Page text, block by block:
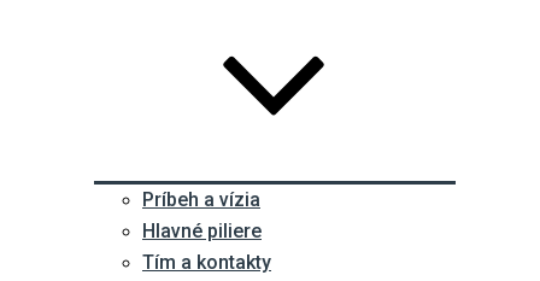
Príbeh a vízia
Hlavné piliere
Tím a kontakty